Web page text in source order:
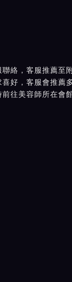
絡，客服推薦至
好，客服會推薦
往美容師所在會